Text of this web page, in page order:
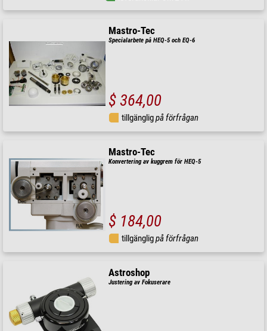
Mastro-Tec
Specialarbete på HEQ-5 och EQ-6
$ 364,00
tillgängligpå förfrågan
Mastro-Tec
Konvertering av kuggrem för HEQ-5
$ 184,00
tillgängligpå förfrågan
Astroshop
Justering av Fokuserare